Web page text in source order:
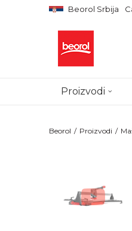
Beorol Srbija
Proizvodi
Beorol Proizvodi